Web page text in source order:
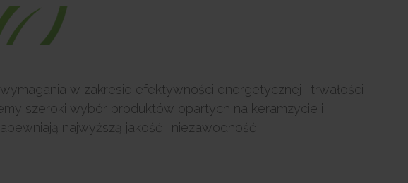
w zakresie efektywności energetycznej i trwałości
szeroki wybór produktów opartych na keramzycie i
najwyższą jakość i niezawodność!